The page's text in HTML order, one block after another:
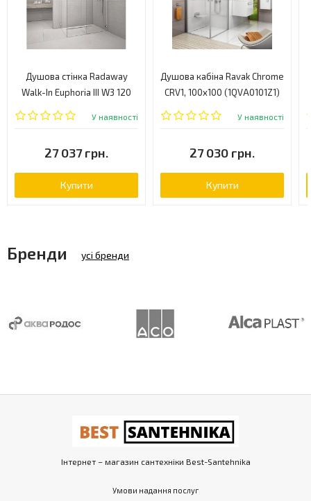
Душова стінка Radaway
Walk-In Euphoria III W3 120
(383134-01-01)
У наявності
27 037 грн.
Купити
Душова кабіна Ravak Chrome
CRV1, 100x100 (1QVA0101Z1)
У наявності
27 030 грн.
Купити
Бренди усі бренди
Інтернет – магазин сантехніки Best-Santehnika
Умови надання послуг